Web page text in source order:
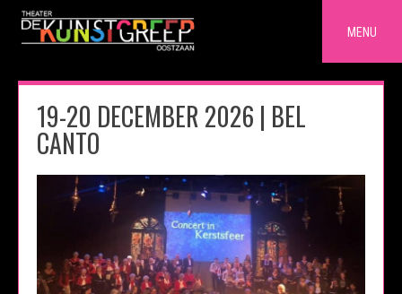
Skip
MENU
19-20 DECEMBER 2026 | BEL
CANTO